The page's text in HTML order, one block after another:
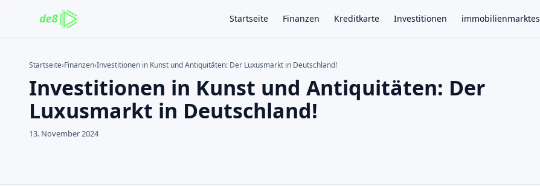
Startseite Finanzen Kreditkarte Investitionen immobilienmarktes
Auf der Website suchen ×
Suchen nach:
Enter drücken zum Suchen oder ESC zum Schließen.
Startseite›Finanzen›Investitionen in Kunst und Antiquitäten: Der Luxusmarkt in Deutschland!
Investitionen in Kunst und Antiquitäten: Der
Luxusmarkt in Deutschland!
13. November 2024